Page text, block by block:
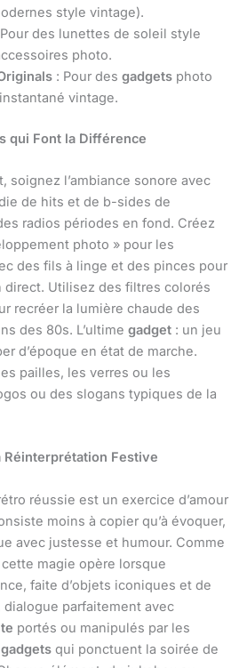
style vintage).
des lunettes de soleil style
photo.
: Pour des gadgets photo
vintage.
qui Font la Différence
soignez l’ambiance sonore avec
de hits et de b-sides de
radios périodes en fond. Créez
photo » pour les
des fils à linge et des pinces pour
direct. Utilisez des filtres colorés
recréer la lumière chaude des
des 80s. L’ultime gadget : un jeu
d’époque en état de marche.
pailles, les verres ou les
ou des slogans typiques de la
Réinterprétation Festive
réussie est un exercice d’amour
moins à copier qu’à évoquer,
avec justesse et humour. Comme
magie opère lorsque
faite d’objets iconiques et de
parfaitement avec
portés ou manipulés par les
gadgets qui ponctuent la soirée de